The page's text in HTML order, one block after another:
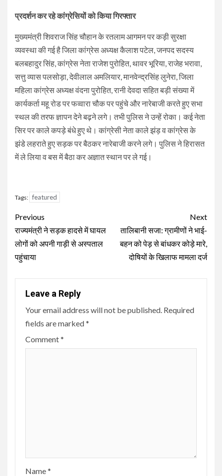
प्रदर्शन कर रहे कांग्रेसियों को किया गिरफ्तार
मुख्यमंत्री शिवराज सिंह चौहान के रतलाम आगमन पर कड़ी सुरक्षा
व्यवस्था की गई है जिला कांग्रेस अध्यक्ष कैलाश पटेल, जनपद सदस्य
बलबहादुर सिंह, कांग्रेस नेता राजेश पुरोहित, थावर भूरिया, राजेह भरावा,
सत्तु व्यास पलसोड़ा, देवीलाल अमलियार, मानवेन्द्रसिंह लुनेरा, जिला
महिला कांग्रेस अध्यक्ष वंदना पुरोहित, रानी देवदा सहित बड़ी संख्या में
कार्यकर्ता महू रोड पर फव्वारा चौक पर पहुंचे और नारेबाजी करते हुए सभा
स्थल की तरफ ज्ञापन देने बढ़ने लगे। तभी पुलिस ने उन्हें रोका। कई नेता
सिर पर काले कपड़े बंधे हुए थे। कांग्रेसी नेता काले झंड़ व कांग्रेस के
झंडे लहराते हुए सड़क पर बैठकर नारेबाजी करने लगे। पुलिस ने हिरासत
में ले लिया व बस में बैठा कर अज्ञात स्थान पर ले गई।
Tags: featured
Continue
Reading
Previous
राज्यमंत्री ने सड़क हादसे में घायल
लोगों को अपनी गाड़ी से अस्पताल
पहुंचाया
Next
तालिबानी सजा: ग्रामीणों ने भाई-
बहन को पेड़ से बांधकर कोड़े मारे,
दोषियों के खिलाफ मामला दर्ज
Leave a Reply
Your email address will not be published. Required
fields are marked*
Comment*
Name*